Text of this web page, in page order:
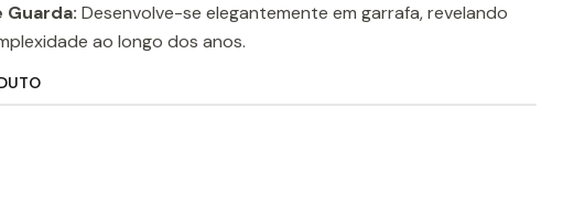
Guarda: Desenvolve-se elegantemente em garrafa, revelando
ao longo dos anos.